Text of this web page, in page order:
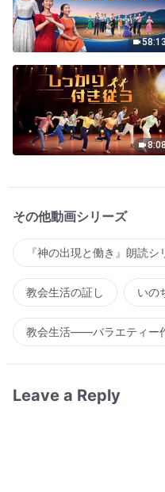
58:13
その他動画シリーズ
『神の出現と働き』朗読シ
教会生活の証し いの
教会生活――バラエティー
Leave a Reply